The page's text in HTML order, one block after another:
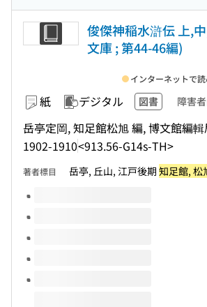
俊傑神稲水滸伝 上,
文庫 ; 第44-46編)
紙 デジタル 図書 障害
岳亭定岡, 知足館松旭 編, 博文館編
1902-1910<913.56-G14s-TH>
インターネットで
著者標目 岳亭, 丘山, 江戸後期 知足館, 松
このタイトルの巻号